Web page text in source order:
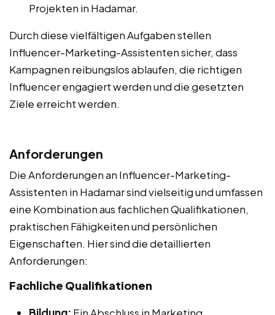
Projekten in Hadamar.
Durch diese vielfältigen Aufgaben stellen
Influencer-Marketing-Assistenten sicher, dass
Kampagnen reibungslos ablaufen, die richtigen
Influencer engagiert werden und die gesetzten
Ziele erreicht werden.
Anforderungen
Die Anforderungen an Influencer-Marketing-
Assistenten in Hadamar sind vielseitig und umfassen
eine Kombination aus fachlichen Qualifikationen,
praktischen Fähigkeiten und persönlichen
Eigenschaften. Hier sind die detaillierten
Anforderungen:
Fachliche Qualifikationen